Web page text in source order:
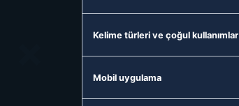
Kelime türleri ve çoğul kullanımlar
Mobil uygulama